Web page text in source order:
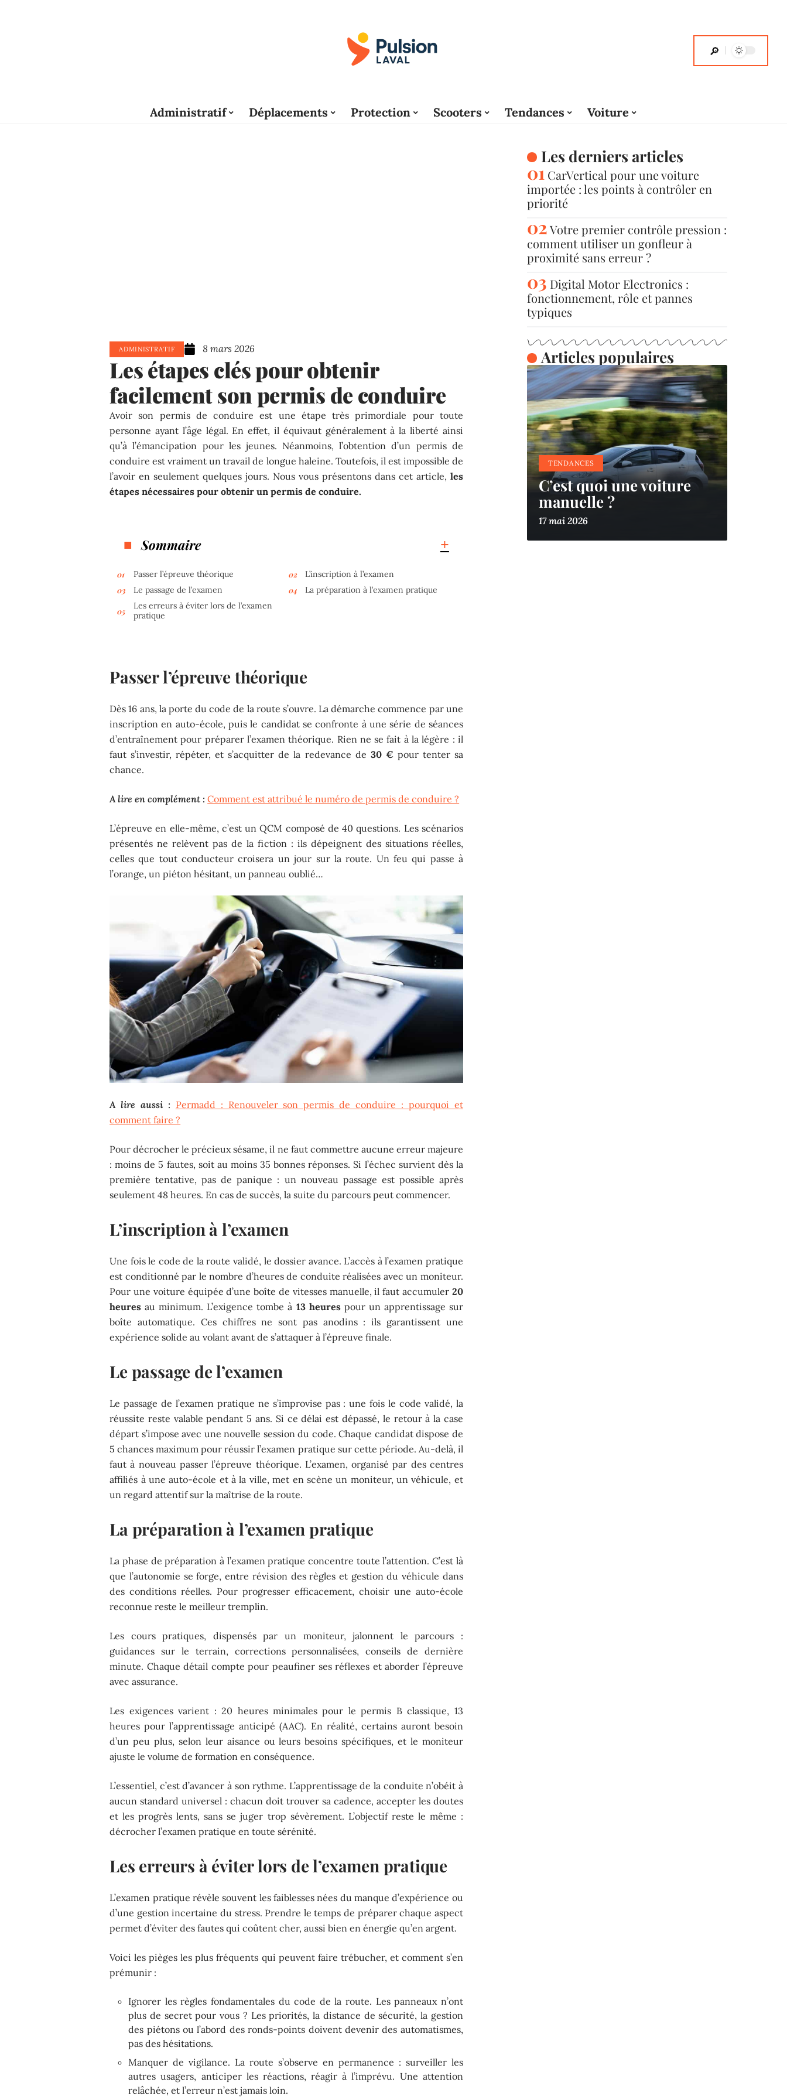
Administratif Déplacements Protection Scooters Tendances Voiture
ADMINISTRATIF 8 mars 2026
Les étapes clés pour obtenir
facilement son permis de conduire
Avoir son permis de conduire est une étape très primordiale pour toute
personne ayant l’âge légal. En effet, il équivaut généralement à la liberté ainsi
qu’à l’émancipation pour les jeunes. Néanmoins, l’obtention d’un permis de
conduire est vraiment un travail de longue haleine. Toutefois, il est impossible de
l’avoir en seulement quelques jours. Nous vous présentons dans cet article, les
étapes nécessaires pour obtenir un permis de conduire.
Sommaire
Passer l’épreuve théorique
L’inscription à l’examen
Le passage de l’examen
La préparation à l’examen pratique
Les erreurs à éviter lors de l’examen
pratique
Passer l’épreuve théorique
Dès 16 ans, la porte du code de la route s’ouvre. La démarche commence par une
inscription en auto-école, puis le candidat se confronte à une série de séances
d’entraînement pour préparer l’examen théorique. Rien ne se fait à la légère : il
faut s’investir, répéter, et s’acquitter de la redevance de 30 €pour tenter sa
chance.
A lire en complément : Comment est attribué le numéro de permis de conduire ?
L’épreuve en elle-même, c’est un QCM composé de 40 questions. Les scénarios
présentés ne relèvent pas de la fiction : ils dépeignent des situations réelles,
celles que tout conducteur croisera un jour sur la route. Un feu qui passe à
l’orange, un piéton hésitant, un panneau oublié…
A lire aussi : Permadd : Renouveler son permis de conduire : pourquoi et
comment faire ?
Pour décrocher le précieux sésame, il ne faut commettre aucune erreur majeure
: moins de 5 fautes, soit au moins 35 bonnes réponses. Si l’échec survient dès la
première tentative, pas de panique : un nouveau passage est possible après
seulement 48 heures. En cas de succès, la suite du parcours peut commencer.
L’inscription à l’examen
Une fois le code de la route validé, le dossier avance. L’accès à l’examen pratique
est conditionné par le nombre d’heures de conduite réalisées avec un moniteur.
Pour une voiture équipée d’une boîte de vitesses manuelle, il faut accumuler 20
heures au minimum. L’exigence tombe à 13 heurespour un apprentissage sur
boîte automatique. Ces chiffres ne sont pas anodins : ils garantissent une
expérience solide au volant avant de s’attaquer à l’épreuve finale.
Le passage de l’examen
Le passage de l’examen pratique ne s’improvise pas : une fois le code validé, la
réussite reste valable pendant 5 ans. Si ce délai est dépassé, le retour à la case
départ s’impose avec une nouvelle session du code. Chaque candidat dispose de
5 chances maximum pour réussir l’examen pratique sur cette période. Au-delà, il
faut à nouveau passer l’épreuve théorique. L’examen, organisé par des centres
affiliés à une auto-école et à la ville, met en scène un moniteur, un véhicule, et
un regard attentif sur la maîtrise de la route.
La préparation à l’examen pratique
La phase de préparation à l’examen pratique concentre toute l’attention. C’est là
que l’autonomie se forge, entre révision des règles et gestion du véhicule dans
des conditions réelles. Pour progresser efficacement, choisir une auto-école
reconnue reste le meilleur tremplin.
Les cours pratiques, dispensés par un moniteur, jalonnent le parcours :
guidances sur le terrain, corrections personnalisées, conseils de dernière
minute. Chaque détail compte pour peaufiner ses réflexes et aborder l’épreuve
avec assurance.
Les exigences varient : 20 heures minimales pour le permis B classique, 13
heures pour l’apprentissage anticipé (AAC). En réalité, certains auront besoin
d’un peu plus, selon leur aisance ou leurs besoins spécifiques, et le moniteur
ajuste le volume de formation en conséquence.
L’essentiel, c’est d’avancer à son rythme. L’apprentissage de la conduite n’obéit à
aucun standard universel : chacun doit trouver sa cadence, accepter les doutes
et les progrès lents, sans se juger trop sévèrement. L’objectif reste le même :
décrocher l’examen pratique en toute sérénité.
Les erreurs à éviter lors de l’examen pratique
L’examen pratique révèle souvent les faiblesses nées du manque d’expérience ou
d’une gestion incertaine du stress. Prendre le temps de préparer chaque aspect
permet d’éviter des fautes qui coûtent cher, aussi bien en énergie qu’en argent.
Voici les pièges les plus fréquents qui peuvent faire trébucher, et comment s’en
prémunir :
Ignorer les règles fondamentales du code de la route. Les panneaux n’ont
plus de secret pour vous ? Les priorités, la distance de sécurité, la gestion
des piétons ou l’abord des ronds-points doivent devenir des automatismes,
pas des hésitations.
Manquer de vigilance. La route s’observe en permanence : surveiller les
autres usagers, anticiper les réactions, réagir à l’imprévu. Une attention
relâchée, et l’erreur n’est jamais loin.
Les derniers articles
CarVertical pour une voiture
importée : les points à contrôler en
priorité
Votre premier contrôle pression :
comment utiliser un gonfleur à
proximité sans erreur ?
Digital Motor Electronics :
fonctionnement, rôle et pannes
typiques
Articles populaires
TENDANCES
C’est quoi une voiture
manuelle ?
17 mai 2026